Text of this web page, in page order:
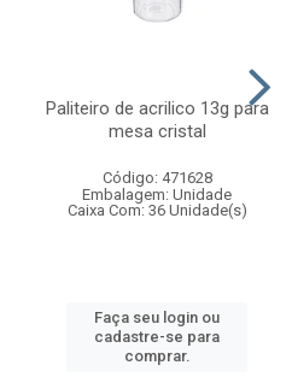
Paliteiro de acrilico 13g para
mesa cristal
Código: 471628
Embalagem: Unidade
Caixa Com: 36 Unidade(s)
Faça seu login ou
cadastre-se para
comprar.